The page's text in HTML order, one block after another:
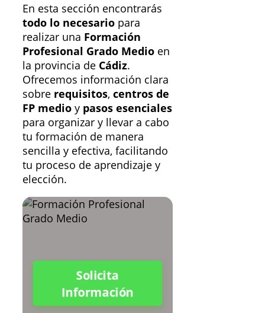
En esta sección encontrarás
todo lo necesario para
realizar una Formación
Profesional Grado Medio en
la provincia de Cádiz.
Ofrecemos información clara
sobre requisitos, centros de
FP medio y pasos esenciales
para organizar y llevar a cabo
tu formación de manera
sencilla y efectiva, facilitando
tu proceso de aprendizaje y
elección.
Solicita
Información